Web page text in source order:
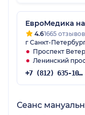
ЕвроМедика
4.61665 отзывов
г Санкт-
Проспект
Ленинский
+7 (812) 635-10-38
Сеанс